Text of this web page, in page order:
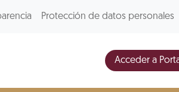
Protección de datos personales
Acceder a